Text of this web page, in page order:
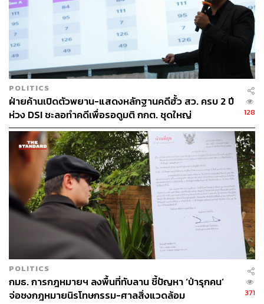
POLITICS
ฝ่ายค้านเปิดตัวพยาน-แสดงหลักฐานคดีฮั้ว สว. ครบ 2 ปี
ห่วง DSI ชะลอทำคดีเพื่อรอดูมติ กกต. ชุดใหญ่
128
POLITICS
กมธ. การกฎหมายฯ ลงพื้นที่ทับลาน ชี้ปัญหา ‘ป่ารุกคน’
จ่อชงกฎหมายนิรโทษกรรม-ศาลสิ่งแวดล้อม
371